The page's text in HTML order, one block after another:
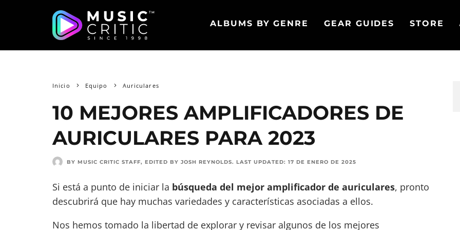
ALBUMS BY GENRE GEAR GUIDES STORE
Inicio Equipo Auriculares
10 MEJORES AMPLIFICADORES DE
AURICULARES PARA 2023
BY MUSIC CRITIC STAFF, EDITED BY JOSH REYNOLDS. LAST UPDATED: 17 DE ENERO DE 2025
Si está a punto de iniciar la búsqueda del mejor amplificador de auriculares, pronto
descubrirá que hay muchas variedades y características asociadas a ellos.
Nos hemos tomado la libertad de explorar y revisar algunos de los mejores